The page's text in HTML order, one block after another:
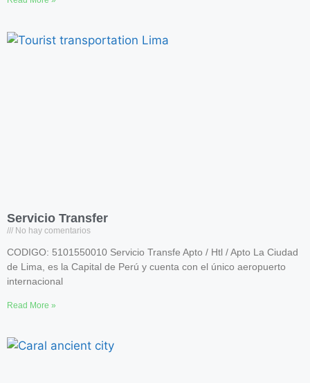
Servicio Transfer
No hay comentarios
CODIGO: 5101550010 Servicio Transfe Apto / Htl / Apto La Ciudad
de Lima, es la Capital de Perú y cuenta con el único aeropuerto
internacional
Read More »